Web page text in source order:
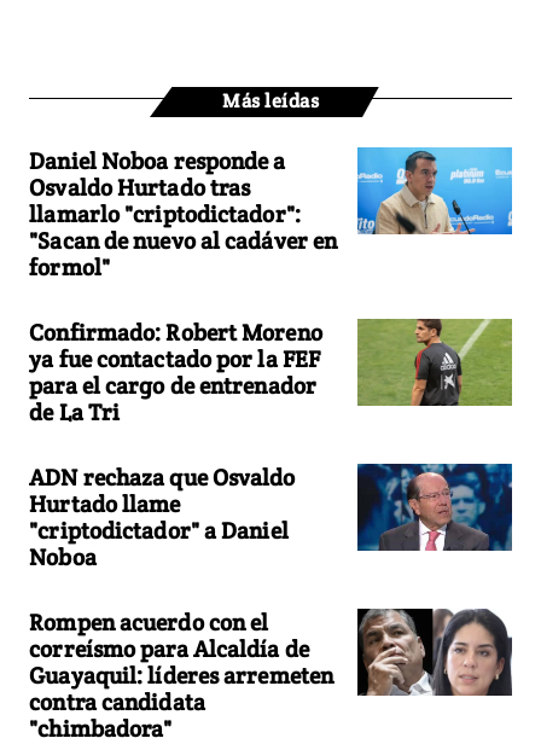
Más leídas
Daniel Noboa responde a
Osvaldo Hurtado tras
llamarlo "criptodictador":
"Sacan de nuevo al cadáver en
formol"
Confirmado: Robert Moreno
ya fue contactado por la FEF
para el cargo de entrenador
de La Tri
ADN rechaza que Osvaldo
Hurtado llame
"criptodictador" a Daniel
Noboa
Rompen acuerdo con el
correísmo para Alcaldía de
Guayaquil: líderes arremeten
contra candidata
"chimbadora"